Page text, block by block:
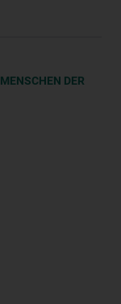
MENSCHEN DER